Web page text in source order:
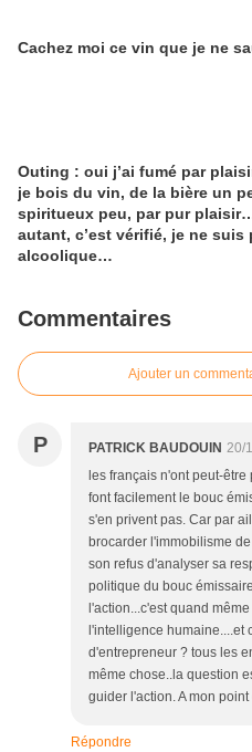
Cachez moi ce vin que je ne
Outing : oui j’ai fumé par
je bois du vin, de la bière un
spiritueux peu, par pur
autant, c’est vérifié, je ne suis
alcoolique…
Commentaires
Ajouter un
P PATRICK BAUDOUIN 20/
les français n'ont peut-
font facilement le bouc
s'en privent pas. Car par
brocarder l'immobilisme
son refus d'analyser sa
politique du bouc
l'action...c'est quand
l'intelligence humaine....et
d'entrepreneur ? tous les
même chose..la question
guider l'action. A mon point
Répondre